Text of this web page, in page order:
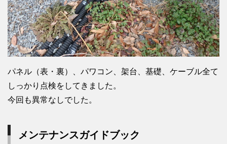
パネル（表・裏）、パワコン、架台、基礎、ケーブル全て
しっかり点検をしてきました。
今回も異常なしでした。
メンテナンスガイドブック